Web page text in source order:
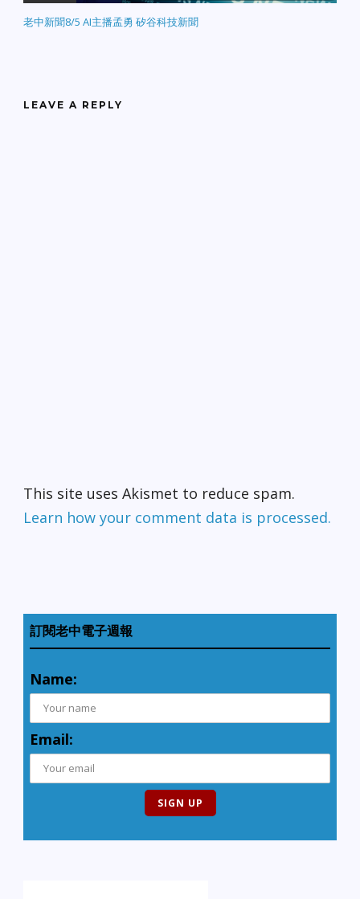
老中新聞8/5 AI主播孟勇 矽谷科技新聞
LEAVE A REPLY
This site uses Akismet to reduce spam.
Learn how your comment data is processed.
訂閱老中電子週報
Name:
Email: